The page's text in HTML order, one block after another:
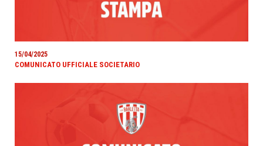
15/04/2025
COMUNICATO UFFICIALE SOCIETARIO